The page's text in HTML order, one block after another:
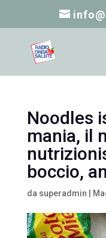
Noodles
mania, il
boccio,
da superadmin